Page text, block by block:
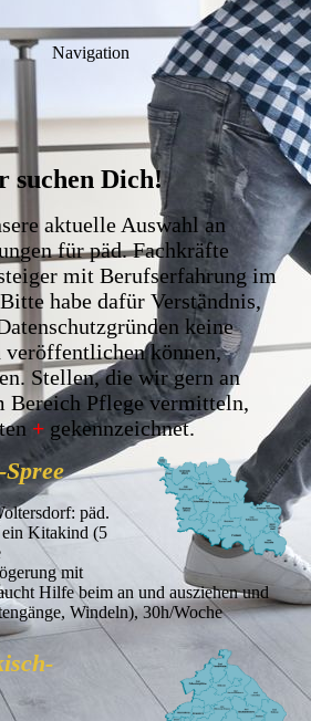
Navigation
suchen Dich!
aktuelle Auswahl an
für päd. Fachkräfte
mit Berufserfahrung im
habe dafür Verständnis,
keine
veröffentlichen können,
Stellen, die wir gern an
Bereich Pflege vermitteln,
+ gekennzeichnet.
päd.
Kitakind (5
mit
Hilfe beim an und ausziehen und
Windeln), 30h/Woche